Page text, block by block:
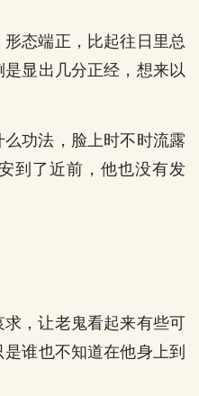
态端正，比起往日里总
显出几分正经，想来以
功法，脸上时不时流露
到了近前，他也没有发
，让老鬼看起来有些可
谁也不知道在他身上到